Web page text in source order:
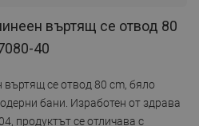
въртящ се отвод 80
40
въртящ се отвод 80 cm, бяло
бани. Изработен от здрава
продуктът се отличава с